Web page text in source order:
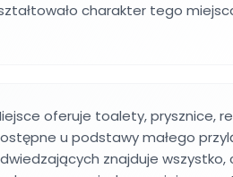
charakter tego
oferuje toalety, prysznice,
u podstawy małego
znajduje